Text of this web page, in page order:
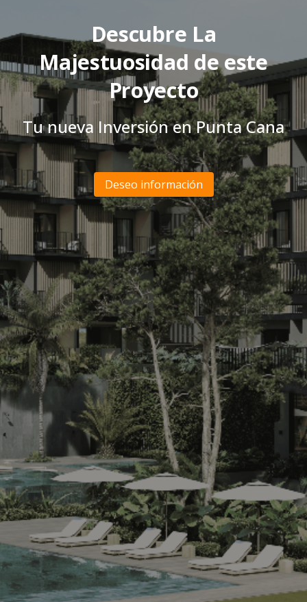
Descubre La
Majestuosidad de este
Proyecto
Tu nueva Inversión en Punta Cana
Deseo información